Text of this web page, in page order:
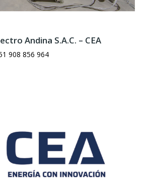
Andina S.A.C. – CEA
908 856 964